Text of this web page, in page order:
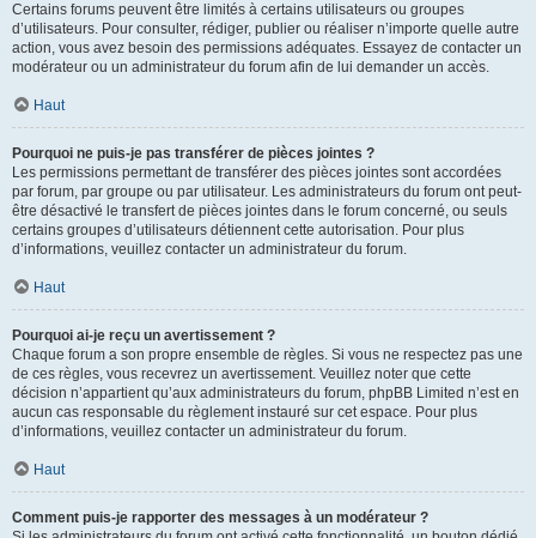
Certains forums peuvent être limités à certains utilisateurs ou groupes
d’utilisateurs. Pour consulter, rédiger, publier ou réaliser n’importe quelle autre
action, vous avez besoin des permissions adéquates. Essayez de contacter un
modérateur ou un administrateur du forum afin de lui demander un accès.
Haut
Pourquoi ne puis-je pas transférer de pièces jointes ?
Les permissions permettant de transférer des pièces jointes sont accordées
par forum, par groupe ou par utilisateur. Les administrateurs du forum ont peut-
être désactivé le transfert de pièces jointes dans le forum concerné, ou seuls
certains groupes d’utilisateurs détiennent cette autorisation. Pour plus
d’informations, veuillez contacter un administrateur du forum.
Haut
Pourquoi ai-je reçu un avertissement ?
Chaque forum a son propre ensemble de règles. Si vous ne respectez pas une
de ces règles, vous recevrez un avertissement. Veuillez noter que cette
décision n’appartient qu’aux administrateurs du forum, phpBB Limited n’est en
aucun cas responsable du règlement instauré sur cet espace. Pour plus
d’informations, veuillez contacter un administrateur du forum.
Haut
Comment puis-je rapporter des messages à un modérateur ?